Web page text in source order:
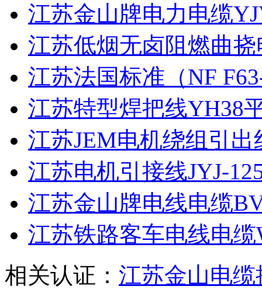
江苏金山牌电力电缆
江苏低烟无卤阻燃曲
江苏法国标准（NF
江苏特型焊把线YH38
江苏JEM电机绕组引出
江苏电机引接线JYJ-
江苏金山牌电线电缆
江苏铁路客车电线电
相关认证： 江苏金山电